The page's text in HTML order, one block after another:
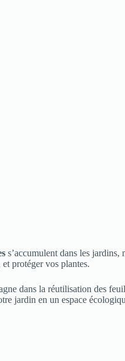
s’accumulent dans les
protéger vos plantes.
dans la réutilisation des
jardin en un espace